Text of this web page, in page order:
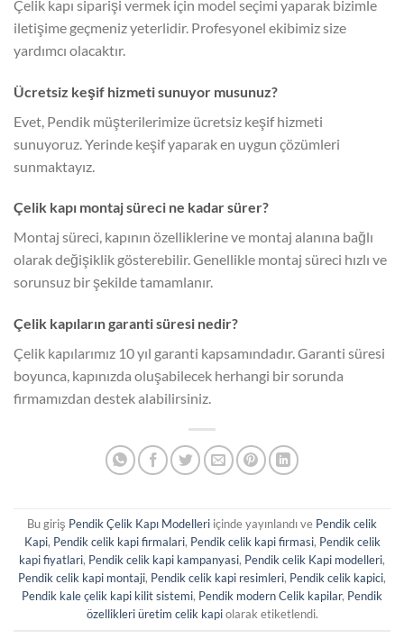
Çelik kapı siparişi vermek için model seçimi yaparak bizimle
iletişime geçmeniz yeterlidir. Profesyonel ekibimiz size
yardımcı olacaktır.
Ücretsiz keşif hizmeti sunuyor musunuz?
Evet, Pendik müşterilerimize ücretsiz keşif hizmeti
sunuyoruz. Yerinde keşif yaparak en uygun çözümleri
sunmaktayız.
Çelik kapı montaj süreci ne kadar sürer?
Montaj süreci, kapının özelliklerine ve montaj alanına bağlı
olarak değişiklik gösterebilir. Genellikle montaj süreci hızlı ve
sorunsuz bir şekilde tamamlanır.
Çelik kapıların garanti süresi nedir?
Çelik kapılarımız 10 yıl garanti kapsamındadır. Garanti süresi
boyunca, kapınızda oluşabilecek herhangi bir sorunda
firmamızdan destek alabilirsiniz.
Bu giriş Pendik Çelik Kapı Modelleri içinde yayınlandı ve Pendik celik
Kapi, Pendik celik kapi firmalari, Pendik celik kapi firmasi, Pendik celik
kapi fiyatlari, Pendik celik kapi kampanyasi, Pendik celik Kapi modelleri,
Pendik celik kapi montaji, Pendik celik kapi resimleri, Pendik celik kapici,
Pendik kale çelik kapi kilit sistemi, Pendik modern Celik kapilar, Pendik
özellikleri üretim celik kapiolarak etiketlendi.